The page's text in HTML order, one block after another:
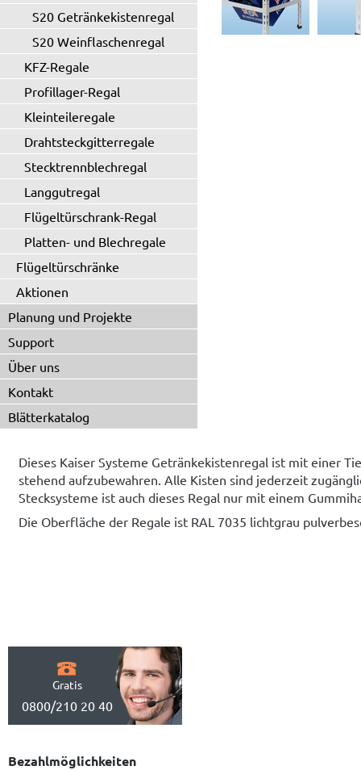
S20 Getränkekistenregal
S20 Weinflaschenregal
KFZ-Regale
Profillager-Regal
Kleinteileregale
Drahtsteckgitterregale
Stecktrennblechregal
Langgutregal
Flügeltürschrank-Regal
Platten- und Blechregale
Flügeltürschränke
Aktionen
Planung und Projekte
Support
Über uns
Kontakt
Blätterkatalog
Dieses Kaiser Systeme Getränkekistenregal ist mit einer
stehend aufzubewahren. Alle Kisten sind jederzeit
Stecksysteme ist auch dieses Regal nur mit einem
Die Oberfläche der Regale ist RAL 7035 lichtgrau
Gratis
0800/210 20 40
Bezahlmöglichkeiten